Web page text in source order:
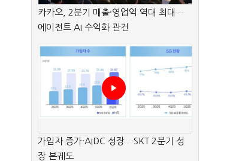
카카오, 2분기 매출·영업익 역대 최대…
에이전트 AI 수익화 관건
가입자 증가·AIDC 성장…SKT 2분기 성
장 본궤도